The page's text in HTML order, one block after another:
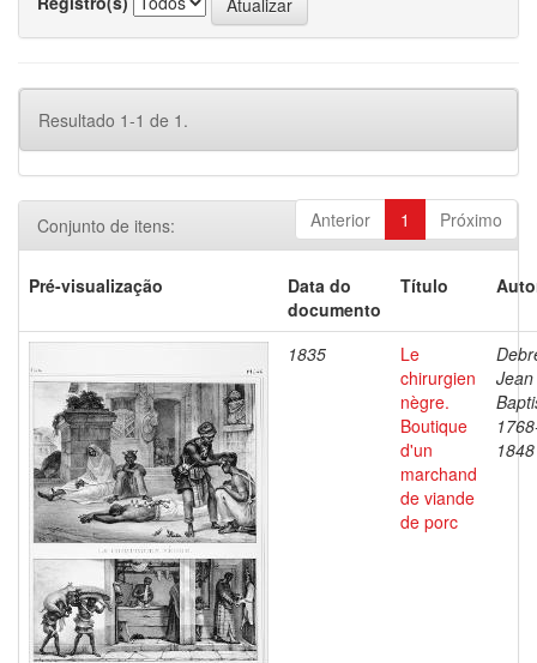
Resultado 1-1 de 1.
Anterior 1 Próximo
Conjunto de itens:
Pré-visualização
Data do
documento
Título
1835
Le
chirurgien
nègre.
Boutique
d'un
marchand
de viande
de porc
Jean
1848